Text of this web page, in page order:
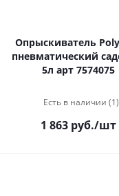
Опрыскиватель
пневматический
5л арт 7574075
Есть в наличии (1)
1 863 руб./шт